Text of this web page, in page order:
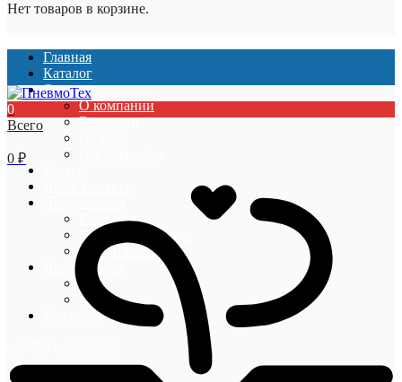
Нет товаров в корзине.
Главная
Каталог
О компании
О компании
Вакансии
Гарантии
Оплата и доставка
Акции и скидки
Информация
Блог
Новости
Контакты
0
Всего
0 ₽